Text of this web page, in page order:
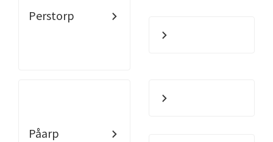
Perstorp
Påarp